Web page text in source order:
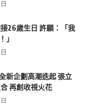
接26歲生日 許願：「我
」
新企劃高潮迭起 張立
再創收視火花